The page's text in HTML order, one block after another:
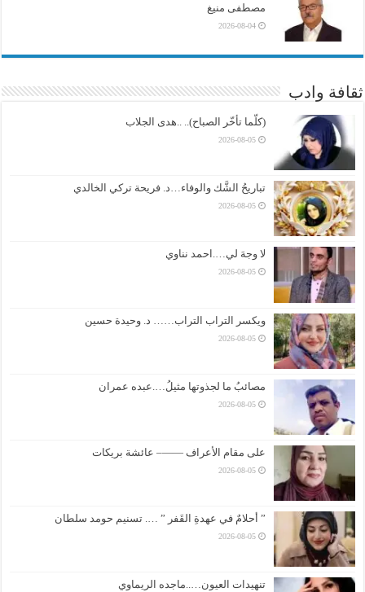
مصطفى منيغ
2026-08-04
ثقافة وادب
(كلّما تأخّر الصباح).. ..هدى الجلاب
2026-08-05
تباريحُ الشَّك والوفاء…د. فريحة تركي الخالدي
2026-08-05
لا وجهَ لي….احمد نناوي
2026-08-05
ويكسر التراب التراب…… د. وحيدة حسين
2026-08-05
مصائبُ ما لجذوتها مثيلُ….عبده عمران
2026-08-05
على مقام الأعراف ——– عائشة بريكات
2026-08-05
” أحلامٌ في عهدةِ القَفر ” …. تسنيم حومد سلطان
2026-08-05
تنهيدات العيون…..ماجده الريماوي